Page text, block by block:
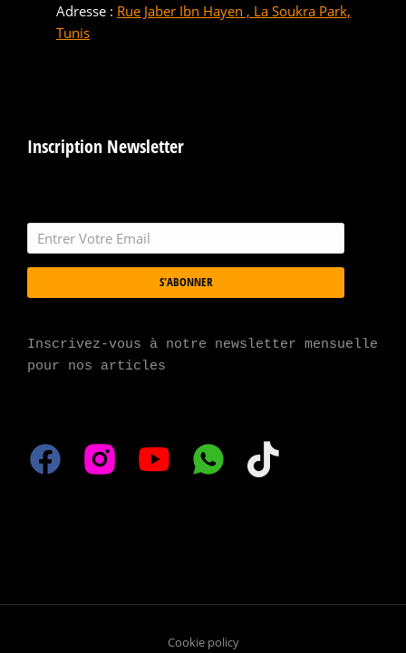
Adresse : Rue Jaber Ibn Hayen , La Soukra Park,
Tunis
Inscription Newsletter
S'ABONNER
Inscrivez-vous à notre newsletter mensuelle
pour nos articles
Cookie policy